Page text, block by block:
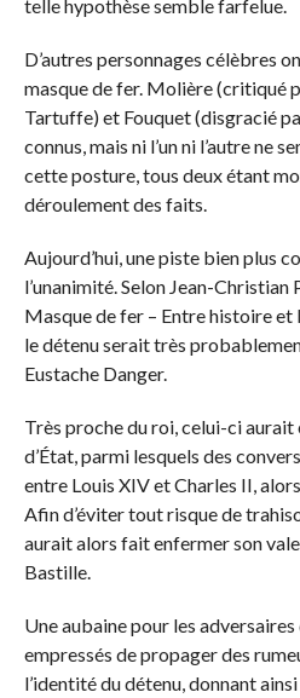
telle hypothèse semble farfelue.
D’autres personnages célèbres
masque de fer. Molière (critiqué
Tartuffe) et Fouquet (disgracié
connus, mais ni l’un ni l’autre ne
cette posture, tous deux étant
déroulement des faits.
Aujourd’hui, une piste bien plus
l’unanimité. Selon Jean-
Masque de fer – Entre histoire et
le détenu serait très
Eustache Danger.
Très proche du roi, celui-ci aurait
d’État, parmi lesquels des
entre Louis XIV et Charles II,
Afin d’éviter tout risque de
aurait alors fait enfermer son
Bastille.
Une aubaine pour les
empressés de propager des
l’identité du détenu, donnant